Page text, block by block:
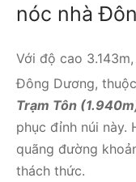
nóc nhà
Với độ cao 3.143m,
Đông Dương,
Trạm Tôn
phục đỉnh núi này.
quãng đường
thách thức.